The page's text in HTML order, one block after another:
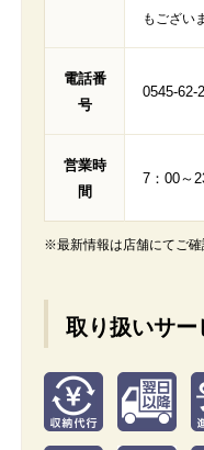
もござい
電話番
号
0545-62-
営業時
間
7：00～
※最新情報は店舗にてご確
取り扱いサー